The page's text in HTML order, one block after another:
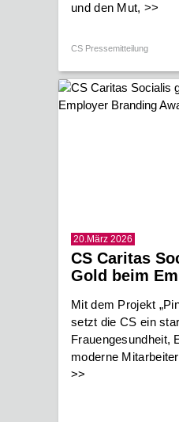
und den Mut, >>
CS Pressemitteilung
20.März 2026
CS Caritas
Gold beim
Mit dem Projekt
setzt die CS ein
Frauengesundheit,
moderne
>>